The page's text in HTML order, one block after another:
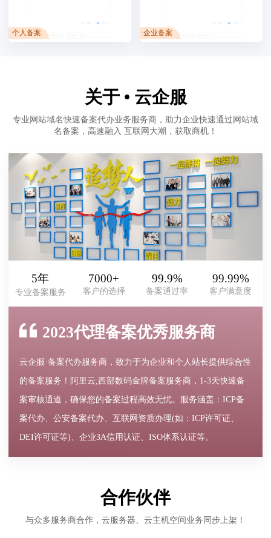
个人备案 企业备案
关于 • 云企服
专业网站域名快速备案代办业务服务商，助力企业快速通过网站域
名备案，高速融入 互联网大潮，获取商机！
5年
专业备案服务
7000+
客户的选择
99.9%
备案通过率
99.99%
客户满意度
2023代理备案优秀服务商
云企服·备案代办服务商，致力于为企业和个人站长提供综合性
的备案服务！阿里云,西部数码金牌备案服务商，1-3天快速备
案审核通道，确保您的备案过程高效无忧。服务涵盖：ICP备
案代办、公安备案代办、互联网资质办理(如：ICP许可证、
DEI许可证等)、企业3A信用认证、ISO体系认证等。
合作伙伴
与众多服务商合作，云服务器、云主机空间业务同步上架！